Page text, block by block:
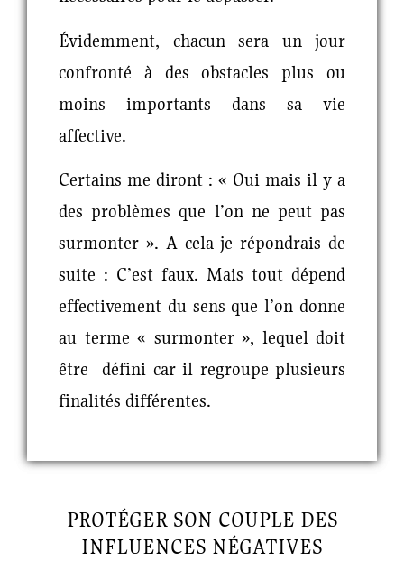
Évidemment, chacun sera un jour
confronté à des obstacles plus ou
moins importants dans sa vie
affective.
Certains me diront : « Oui mais il y a
des problèmes que l’on ne peut pas
surmonter ». A cela je répondrais de
suite : C’est faux. Mais tout dépend
effectivement du sens que l’on donne
au terme « surmonter », lequel doit
être défini car il regroupe plusieurs
finalités différentes.
PROTÉGER SON COUPLE DES
INFLUENCES NÉGATIVES